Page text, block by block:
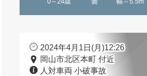
2024年4月1日(月)12:26
岡山市北区本町 付近
人対車両 小破事故